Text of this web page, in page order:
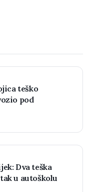
teško
pod
Dva teška
u autoškolu